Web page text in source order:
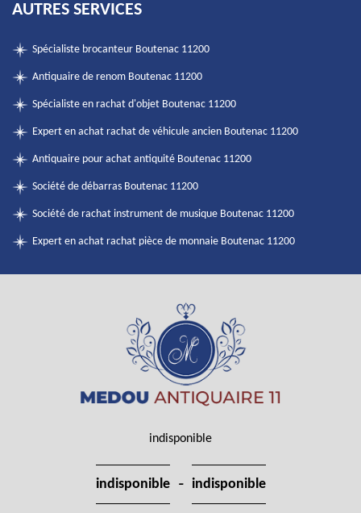
AUTRES SERVICES
Spécialiste brocanteur Boutenac 11200
Antiquaire de renom Boutenac 11200
Spécialiste en rachat d'objet Boutenac 11200
Expert en achat rachat de véhicule ancien Boutenac 11200
Antiquaire pour achat antiquité Boutenac 11200
Société de débarras Boutenac 11200
Société de rachat instrument de musique Boutenac 11200
Expert en achat rachat pièce de monnaie Boutenac 11200
indisponible
indisponible - indisponible